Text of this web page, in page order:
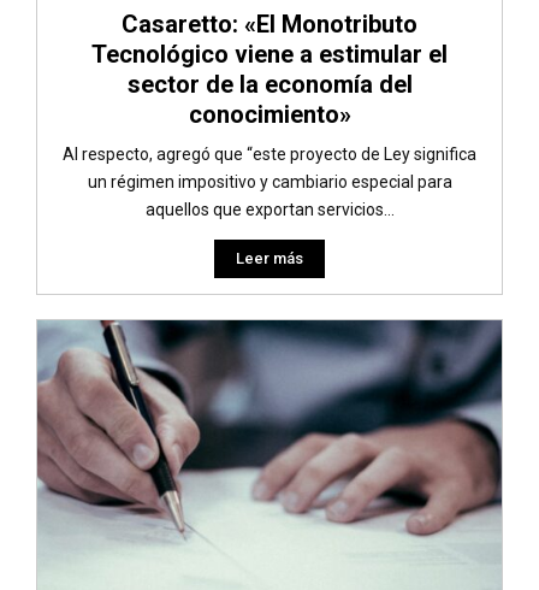
Casaretto: «El Monotributo
Tecnológico viene a estimular el
sector de la economía del
conocimiento»
Al respecto, agregó que “este proyecto de Ley significa
un régimen impositivo y cambiario especial para
aquellos que exportan servicios...
Leer más